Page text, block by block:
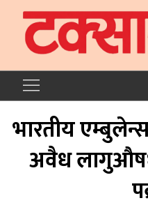
भारतीय
अवैध